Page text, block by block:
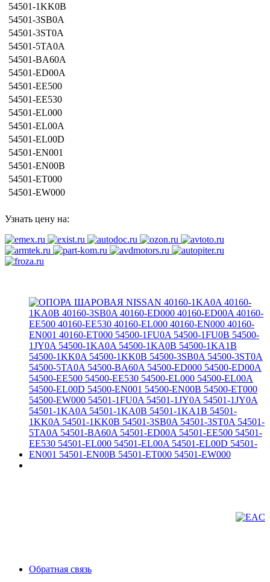
54501-1KK0B
54501-3SB0A
54501-3ST0A
54501-5TA0A
54501-BA60A
54501-ED00A
54501-EE500
54501-EE530
54501-EL000
54501-EL00A
54501-EL00D
54501-EN001
54501-EN00B
54501-ET000
54501-EW000
Узнать цену на:
Обратная связь